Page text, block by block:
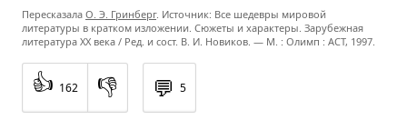
Пересказала О. Э. Гринберг. Источник: Все шедевры мировой
литературы в кратком изложении. Сюжеты и характеры. Зарубежная
литература XX века / Ред. и сост. В. И. Новиков. — М. : Олимп : ACT, 1997.
👍 162 👎 💬 5